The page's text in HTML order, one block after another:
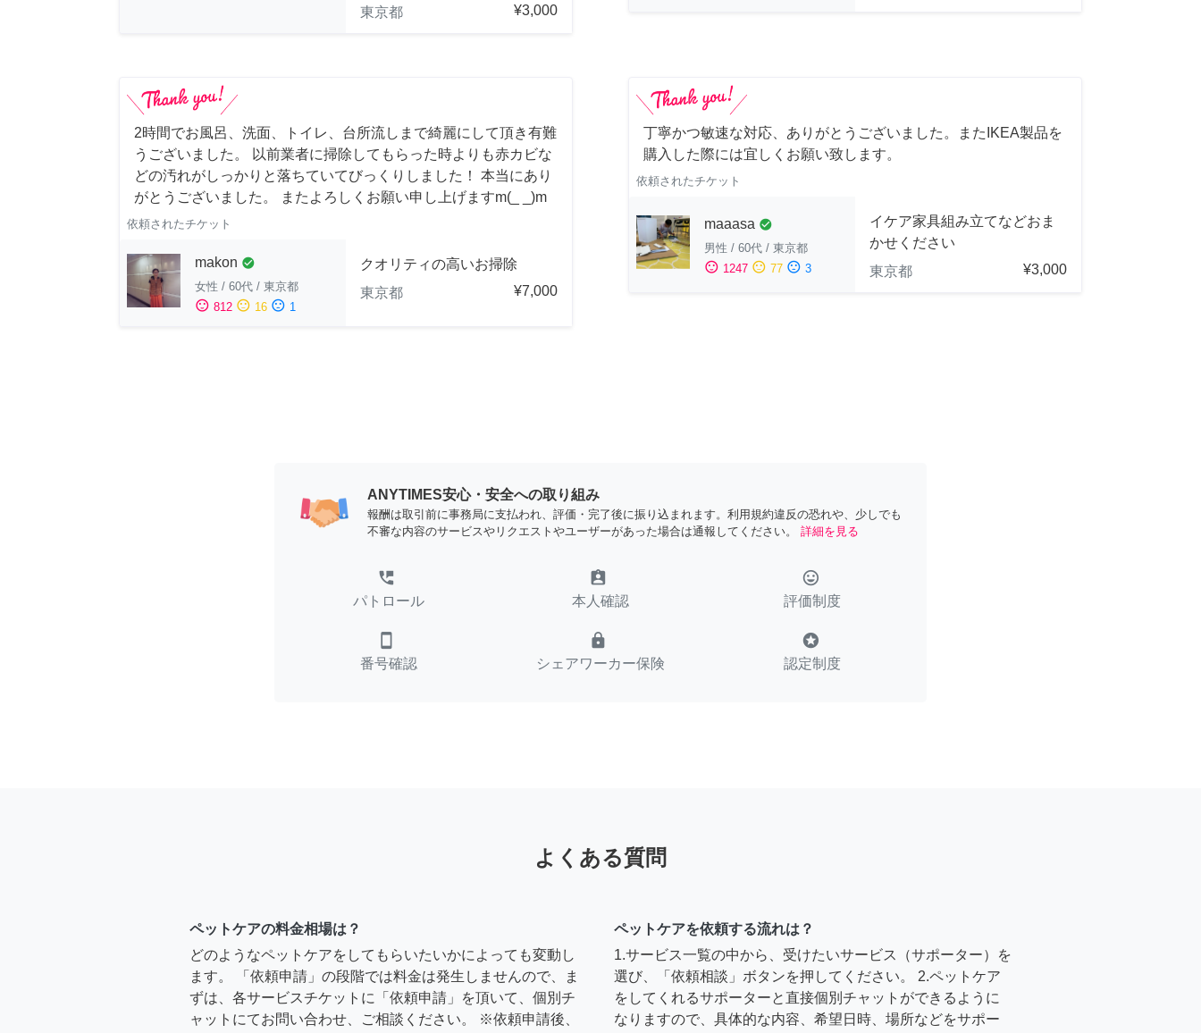
東京都
¥3,000
2時間でお風呂、洗面、トイレ、台所流しまで綺麗にして頂き有難
うございました。 以前業者に掃除してもらった時よりも赤カビな
どの汚れがしっかりと落ちていてびっくりしました！ 本当にあり
がとうございました。 またよろしくお願い申し上げますm(_ _)m
依頼されたチケット
makon check_circle
女性 / 60代 / 東京都
sentiment_satisfied 812 sentiment_neutral 16 sentiment_dissatisfied 1
クオリティの高いお掃除
東京都
¥7,000
丁寧かつ敏速な対応、ありがとうございました。またIKEA製品を
購入した際には宜しくお願い致します。
依頼されたチケット
maaasa check_circle
男性 / 60代 / 東京都
sentiment_satisfied 1247 sentiment_neutral 77 sentiment_dissatisfied 3
イケア家具組み立てなどおま
かせください
東京都
¥3,000
ANYTIMES安心・安全への取り組み
報酬は取引前に事務局に支払われ、評価・完了後に振り込まれます。利用規約違反の恐れや、少しでも
不審な内容のサービスやリクエストやユーザーがあった場合は通報してください。
詳細を見る
perm_phone_msg
パトロール
assignment_ind
本人確認
tag_faces
評価制度
smartphone
番号確認
lock
シェアワーカー保険
stars
認定制度
よくある質問
ペットケアの料金相場は？
どのようなペットケアをしてもらいたいかによっても変動し
ます。 「依頼申請」の段階では料金は発生しませんので、ま
ずは、各サービスチケットに「依頼申請」を頂いて、個別チ
ャットにてお問い合わせ、ご相談ください。 ※依頼申請後、
ペットケアを依頼する流れは？
1.サービス一覧の中から、受けたいサービス（サポーター）を
選び、「依頼相談」ボタンを押してください。 2.ペットケア
をしてくれるサポーターと直接個別チャットができるように
なりますので、具体的な内容、希望日時、場所などをサポー